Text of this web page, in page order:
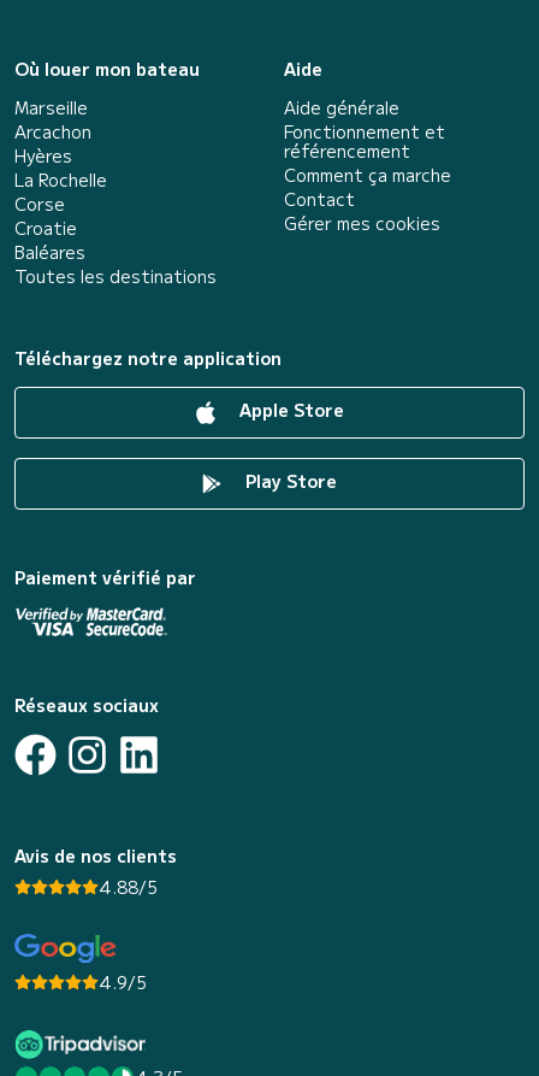
Où louer mon bateau
Marseille
Arcachon
Hyères
La Rochelle
Corse
Croatie
Baléares
Toutes les destinations
Aide
Aide générale
Fonctionnement et
référencement
Comment ça marche
Contact
Gérer mes cookies
Téléchargez notre application
Apple Store
Play Store
Paiement vérifié par
Réseaux sociaux
Avis de nos clients
4.88/5
4.9/5